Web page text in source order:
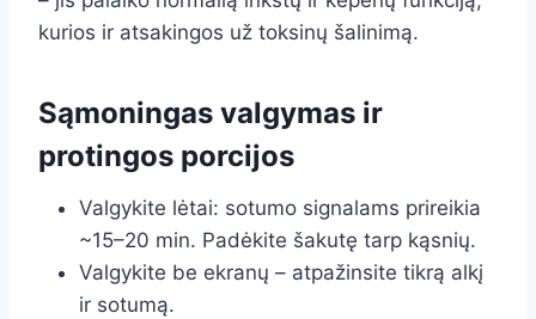
kurios ir atsakingos už toksinų šalinimą.
Sąmoningas valgymas ir
protingos porcijos
Valgykite lėtai: sotumo signalams prireikia
~15–20 min. Padėkite šakutę tarp kąsnių.
Valgykite be ekranų – atpažinsite tikrą alkį
ir sotumą.